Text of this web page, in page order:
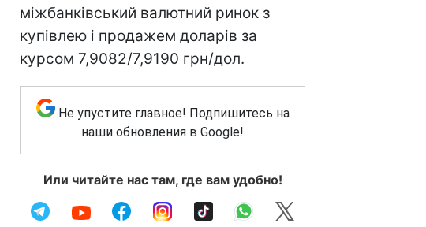
міжбанківський валютний ринок з
купівлею і продажем доларів за
курсом 7,9082/7,9190 грн/дол.
Не упустите главное! Подпишитесь на
наши обновления в Google!
Или читайте нас там, где вам удобно!